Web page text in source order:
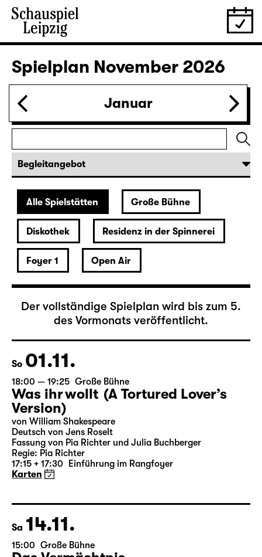
30.10.
Bernarda Albas Haus
von Federico García Lorca
Deutsch von Hans Magnus Enzensberger
Regie: Salome Schneebeli
Karten
Sa 31.10.
19:30 — 21:15 Große Bühne
Auftragswerk des Schauspiel Leipzig
deutsche märchen (UA)
(& super creeps)
von Thomas Köck
Regie: Elsa-Sophie Jach
18:45 + 19:00 Einführung im Rangfoyer
Karten
November 2026
Der vollständige Spielplan wird bis zum 5.
des Vormonats veröffentlicht.
So 01.11.
18:00 — 19:25 Große Bühne
Was ihr wollt (A Tortured Lover’s
Version)
von William Shakespeare
Deutsch von Jens Roselt
17:15 + 17:30 Einführung im Rangfoyer
Karten